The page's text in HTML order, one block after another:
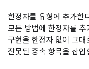
한정자를 유형에 추가한
모든 방법에 한정자를
구현을 한정자 없이 그
잘못된 종속 항목을 삽입